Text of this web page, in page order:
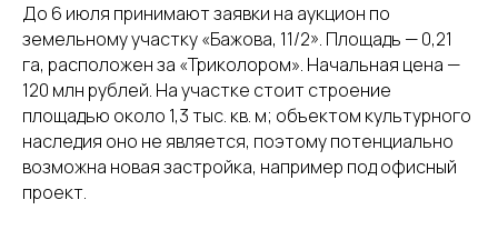
До 6 июля принимают заявки на аукцион по
земельному участку «Бажова, 11/2». Площадь — 0,21
га, расположен за «Триколором». Начальная цена —
120 млн рублей. На участке стоит строение
площадью около 1,3 тыс. кв. м; объектом культурного
наследия оно не является, поэтому потенциально
возможна новая застройка, например под офисный
проект.